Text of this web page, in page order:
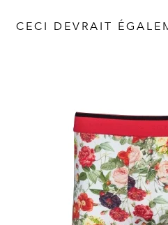
CECI DEVRAIT